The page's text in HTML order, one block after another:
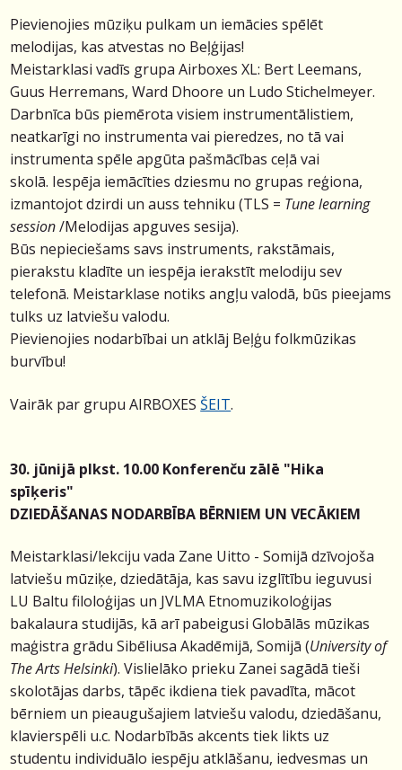
Pievienojies mūziķu pulkam un iemācies spēlēt
melodijas, kas atvestas no Beļģijas!
Meistarklasi vadīs grupa Airboxes XL: Bert Leemans,
Guus Herremans, Ward Dhoore un Ludo Stichelmeyer.
Darbnīca būs piemērota visiem instrumentālistiem,
neatkarīgi no instrumenta vai pieredzes, no tā vai
instrumenta spēle apgūta pašmācības ceļā vai
skolā. Iespēja iemācīties dziesmu no grupas reģiona,
izmantojot dzirdi un auss tehniku (TLS = Tune learning
session/Melodijas apguves sesija).
Būs nepieciešams savs instruments, rakstāmais,
pierakstu kladīte un iespēja ierakstīt melodiju sev
telefonā. Meistarklase notiks angļu valodā, būs pieejams
tulks uz latviešu valodu.
Pievienojies nodarbībai un atklāj Beļģu folkmūzikas
burvību!
Vairāk par grupu AIRBOXESŠEIT.
30. jūnijā plkst. 10.00 Konferenču zālē "Hika
spīķeris"
DZIEDĀŠANAS NODARBĪBA BĒRNIEM UN VECĀKIEM
Meistarklasi/lekciju vada Zane Uitto - Somijā dzīvojoša
latviešu mūziķe, dziedātāja, kas savu izglītību ieguvusi
LU Baltu filoloģijas un JVLMA Etnomuzikoloģijas
bakalaura studijās, kā arī pabeigusi Globālās mūzikas
maģistra grādu Sibēliusa Akadēmijā, Somijā (University of
The Arts Helsinki). Vislielāko prieku Zanei sagādā tieši
skolotājas darbs, tāpēc ikdiena tiek pavadīta, mācot
bērniem un pieaugušajiem latviešu valodu, dziedāšanu,
klavierspēli u.c. Nodarbībās akcents tiek likts uz
studentu individuālo iespēju atklāšanu, iedvesmas un